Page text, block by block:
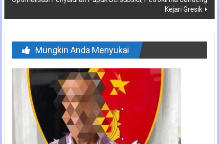
Kejari Gresik
Mungkin Anda Menyukai